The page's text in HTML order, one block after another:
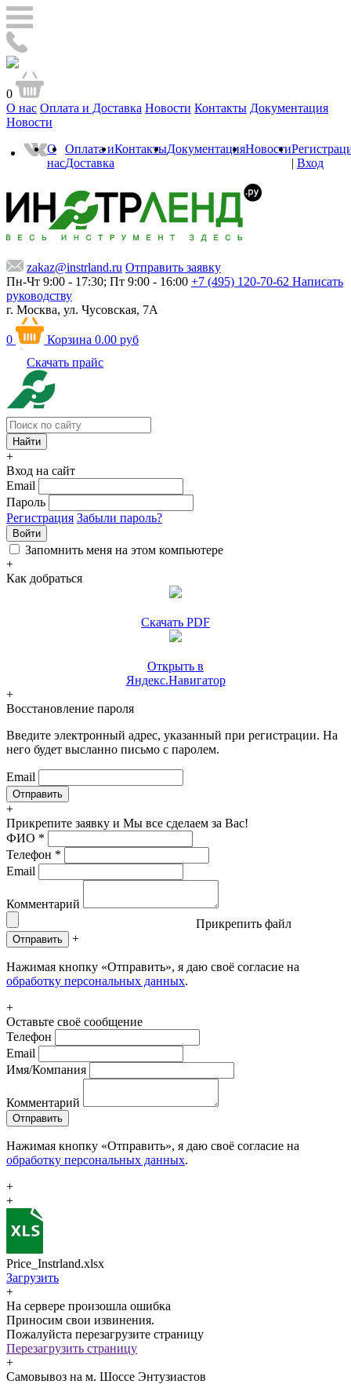
0
О нас Оплата и Доставка Новости Контакты Документация
Новости
О
нас
Оплата и
Доставка
КонтактыДокументацияНовости
| Вход
zakaz@instrland.ru Отправить заявку
Пн-Чт 9:00 - 17:30; Пт 9:00 - 16:00 +7 (495) 120-70-62 Написать
руководству
г. Москва, ул. Чусовская, 7А
0 Корзина 0.00 руб
Скачать прайс
+
Вход на сайт
Email
Пароль
Регистрация Забыли пароль?
Войти
Запомнить меня на этом компьютере
+
Как добраться
Скачать PDF
Открыть в
Яндекс.Навигатор
+
Восстановление пароля
Введите электронный адрес, указанный при регистрации. На
него будет высланно письмо с паролем.
Email
+
Прикрепите заявку и Мы все сделаем за Вас!
ФИО *
Телефон *
Email
Комментарий
Прикрепить файл
Отправить +
Нажимая кнопку «Отправить», я даю своё согласие на
обработку персональных данных.
+
Оставьте своё сообщение
Телефон
Email
Имя/Компания
Комментарий
Отправить
Нажимая кнопку «Отправить», я даю своё согласие на
обработку персональных данных.
+
+
Price_Instrland.xlsx
Загрузить
+
На сервере произошла ошибка
Приносим свои извинения.
Пожалуйста перезагрузите страницу
Перезагрузить страницу
+
Самовывоз на м. Шоссе Энтузиастов